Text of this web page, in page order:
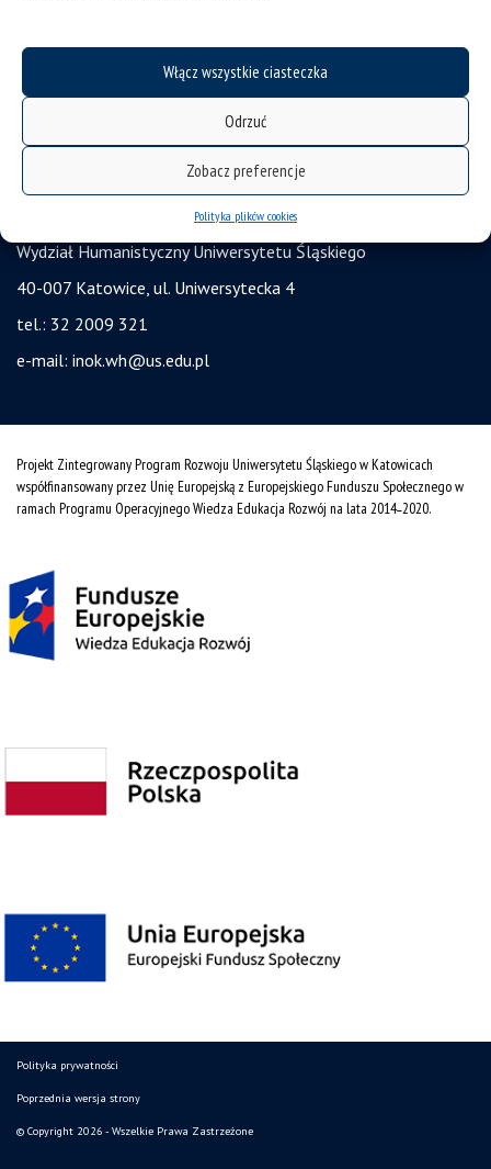
Włącz wszystkie ciasteczka
Odrzuć
Zobacz preferencje
Polityka plików cookies
deklaracja dostępności
Instytut Nauk o Kulturze
Wydział Humanistyczny Uniwersytetu Śląskiego
40-007 Katowice, ul. Uniwersytecka 4
tel.: 32 2009 321
e-mail: inok.wh@us.edu.pl
Projekt Zintegrowany Program Rozwoju Uniwersytetu Śląskiego w Katowicach
współfinansowany przez Unię Europejską z Europejskiego Funduszu Społecznego w
ramach Programu Operacyjnego Wiedza Edukacja Rozwój na lata 2014˗2020.
Polityka prywatności
Poprzednia wersja strony
© Copyright 2026 - Wszelkie Prawa Zastrzeżone